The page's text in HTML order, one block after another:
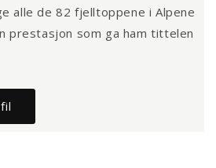
alle de 82 fjelltoppene i Alpene
prestasjon som ga ham tittelen